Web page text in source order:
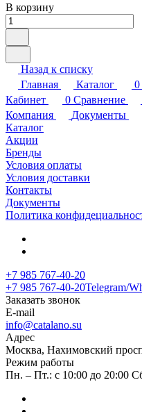
В корзину
Назад к списку
Главная
Каталог 0
Кабинет
0 Сравнение
Компания
Документы
Каталог
Акции
Бренды
Условия оплаты
Условия доставки
Контакты
Документы
Политика
+7 985 767-40-20
+7 985 767-40-20Telegram/
Заказать звонок
E-mail
info@catalano.su
Адрес
Москва, Нахимовский
Режим работы
Пн. – Пт.: с 10:00 до 20:00